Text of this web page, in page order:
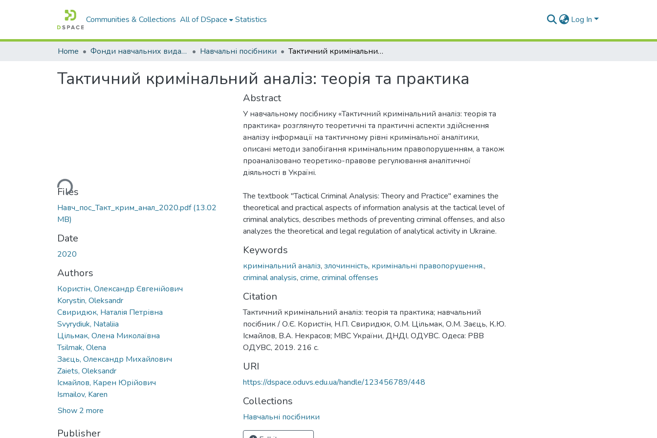
Communities & Collections All of DSpace Statistics Log In
Home Фонди навчальних видань Навчальні посібники Тактичний кримінальний аналіз: теорія та практика
Тактичний кримінальний аналіз: теорія та практика
Loading...
Files
Навч_пос_Такт_крим_анал_2020.pdf(13.02
MB)
Date
2020
Authors
Користін, Олександр Євгенійович
Korystin, Oleksandr
Свиридюк, Наталія Петрівна
Svyrydiuk, Nataliia
Цільмак, Олена Миколаївна
Tsilmak, Olenа
Заєць, Олександр Михайлович
Zaiets, Oleksandr
Ісмайлов, Карен Юрійович
Ismailov, Karen
Show 2 more
Publisher
Abstract
У навчальному посібнику «Тактичний кримінальний аналіз: теорія та
практика» розглянуто теоретичні та практичні аспекти здійснення
аналізу інформації на тактичному рівні кримінальної аналітики,
описані методи запобігання кримінальним правопорушенням, а також
проаналізовано теоретико-правове регулювання аналітичної
діяльності в Україні.
The textbook "Tactical Criminal Analysis: Theory and Practice" examines the
theoretical and practical aspects of information analysis at the tactical level of
criminal analytics, describes methods of preventing criminal offenses, and also
analyzes the theoretical and legal regulation of analytical activity in Ukraine.
Keywords
кримінальний аналіз, злочинність, кримінальні правопорушення.,
criminal analysis, crime, criminal offenses
Citation
Тактичний кримінальний аналіз: теорія та практика; навчальний
посібник / О.Є. Користін, Н.П. Свиридюк, О.М. Цільмак, О.М. Заєць, К.Ю.
Ісмайлов, В.А. Некрасов; МВС України, ДНДІ, ОДУВС. Одеса: РВВ
ОДУВС, 2019. 216 с.
URI
https://dspace.oduvs.edu.ua/handle/123456789/448
Collections
Навчальні посібники